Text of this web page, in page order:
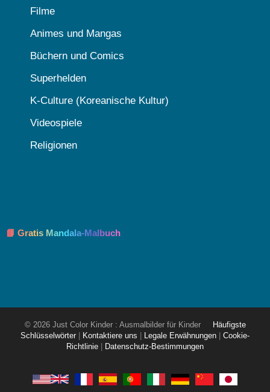
Filme
Animes und Mangas
Büchern und Comics
Superhelden
K-Culture (Koreanische Kultur)
Videospiele
Religionen
📘 Gratis Mandala-Malbuch
© 2026 Just Color Kinder : Ausmalbilder für Kinder
Häufigste
Schlüsselwörter
Kontaktiere uns Legale Erwähnungen
Cookie-
Richtlinie
Datenschutz-Bestimmungen